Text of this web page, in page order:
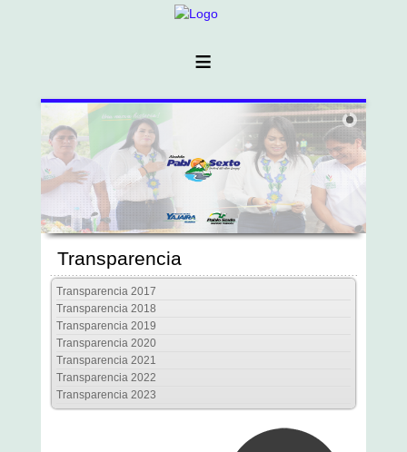
≡
Transparencia
Transparencia 2017
Transparencia 2018
Transparencia 2019
Transparencia 2020
Transparencia 2021
Transparencia 2022
Transparencia 2023